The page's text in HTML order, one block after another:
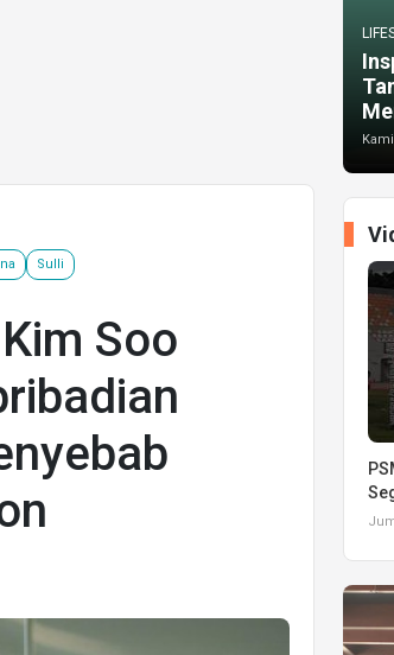
Sulli
Soo